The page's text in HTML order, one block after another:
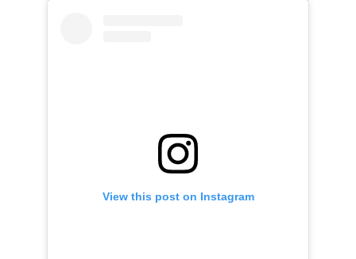
View this post on Instagram